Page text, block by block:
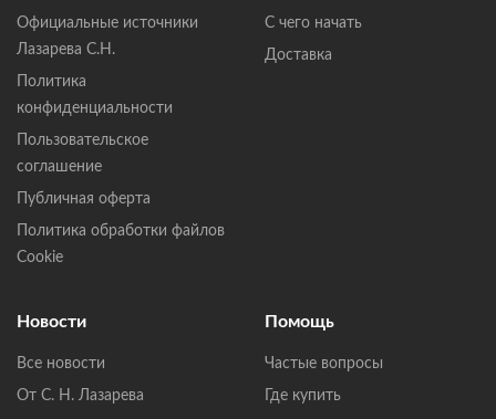
Официальные источники
Лазарева С.Н.
Политика
конфиденциальности
Пользовательское
соглашение
Публичная оферта
Политика обработки файлов
Cookie
С чего начать
Доставка
Новости
Все новости
От С. Н. Лазарева
Помощь
Частые вопросы
Где купить